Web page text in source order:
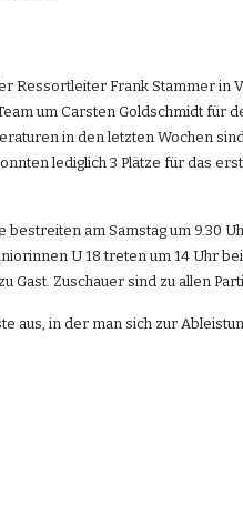
Ressortleiter Frank Stammer
um Carsten Goldschmidt für
in den letzten Wochen
lediglich 3 Plätze für das
am Samstag um 9.30
U 18 treten um 14 Uhr
Gast. Zuschauer sind zu allen
aus, in der man sich zur